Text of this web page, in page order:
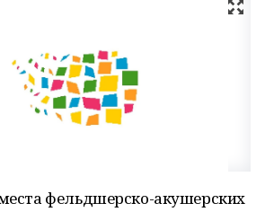
фельдшерско-акушерских